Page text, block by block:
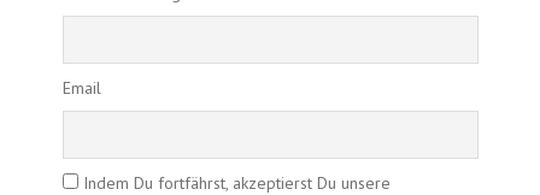
Email
Indem Du fortfährst, akzeptierst Du unsere